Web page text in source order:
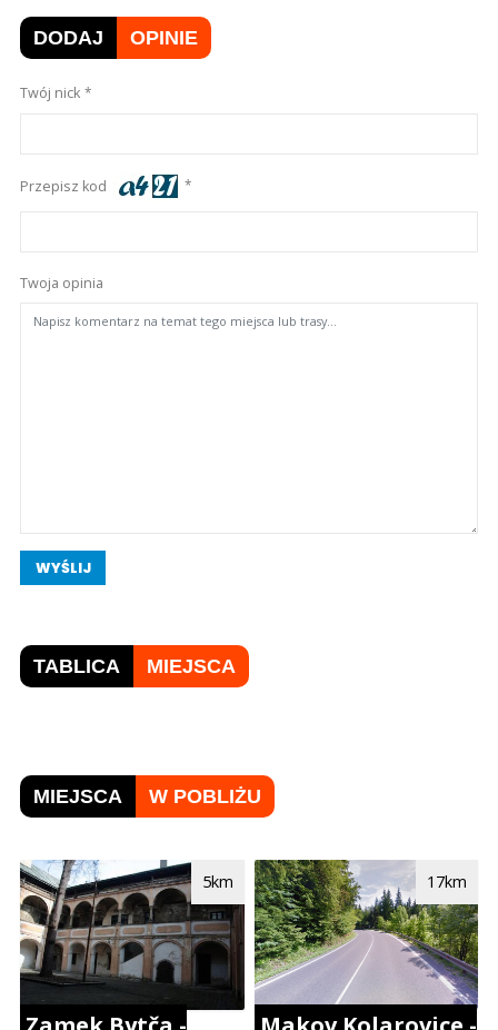
DODAJ OPINIE
Twój nick
Przepisz kod
Twoja opinia
WYŚLIJ
TABLICA MIEJSCA
MIEJSCA W POBLIŻU
5km 17km